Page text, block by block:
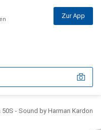
Zur App
50S - Sound by Harman Kardon